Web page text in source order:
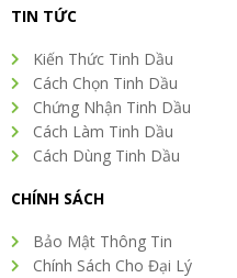
TIN TỨC
Kiến Thức Tinh Dầu
Cách Chọn Tinh Dầu
Chứng Nhận Tinh Dầu
Cách Làm Tinh Dầu
Cách Dùng Tinh Dầu
CHÍNH SÁCH
Bảo Mật Thông Tin
Chính Sách Cho Đại Lý